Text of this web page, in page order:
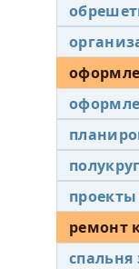
ремонт
спальня